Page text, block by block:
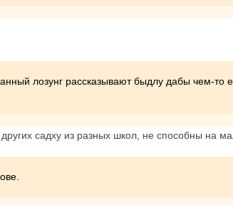
лозунг рассказывают быдлу дабы чем-то
садху из разных школ, не способны на